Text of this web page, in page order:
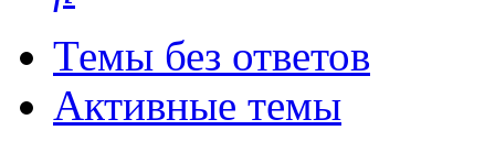
Темы без ответов
Активные темы